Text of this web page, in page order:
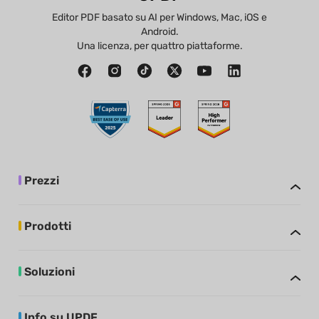
Editor PDF basato su AI per Windows, Mac, iOS e
Android.
Una licenza, per quattro piattaforme.
Prezzi
Prodotti
Soluzioni